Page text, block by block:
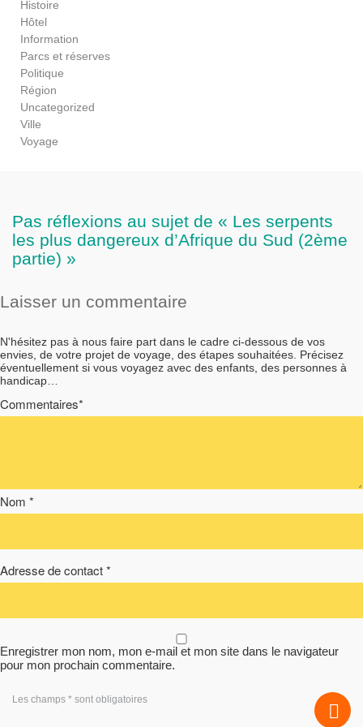
Histoire
Hôtel
Information
Parcs et réserves
Politique
Région
Uncategorized
Ville
Voyage
Pas réflexions au sujet de « Les serpents
les plus dangereux d’Afrique du Sud (2ème
partie) »
Laisser un commentaire
N'hésitez pas à nous faire part dans le cadre ci-dessous de vos
envies, de votre projet de voyage, des étapes souhaitées. Précisez
éventuellement si vous voyagez avec des enfants, des personnes à
handicap…
Commentaires*
Nom *
Adresse de contact *
Enregistrer mon nom, mon e-mail et mon site dans le navigateur
pour mon prochain commentaire.
Les champs * sont obligatoires